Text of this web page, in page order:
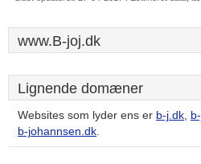
www.B-joj.dk
Lignende domæner
Websites som lyder ens er b-j.dk,
b-johannsen.dk.